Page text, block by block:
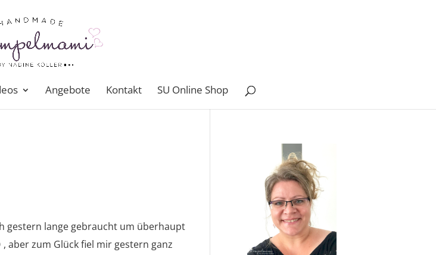
Angebote Kontakt SU Online Shop
gestern lange gebraucht um überhaupt
aber zum Glück fiel mir gestern ganz